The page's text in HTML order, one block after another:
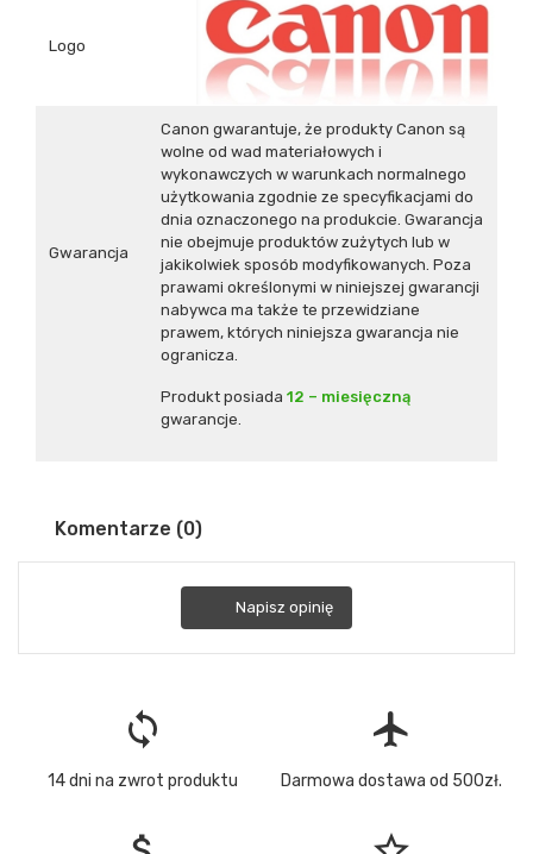
Logo
Gwarancja
Canon gwarantuje, że produkty Canon są
wolne od wad materiałowych i
wykonawczych w warunkach normalnego
użytkowania zgodnie ze specyfikacjami do
dnia oznaczonego na produkcie. Gwarancja
nie obejmuje produktów zużytych lub w
jakikolwiek sposób modyfikowanych. Poza
prawami określonymi w niniejszej gwarancji
nabywca ma także te przewidziane
prawem, których niniejsza gwarancja nie
ogranicza.
Produkt posiada 12 – miesięczną
gwarancje.
Komentarze (0)
Napisz opinię
loop
14 dni na zwrot produktu
flight
Darmowa dostawa od 500zł.